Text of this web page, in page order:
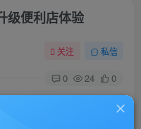
级便利店体验
关注 私信
0 24 0